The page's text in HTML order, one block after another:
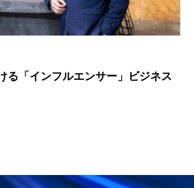
る「インフルエンサー」ビジネス